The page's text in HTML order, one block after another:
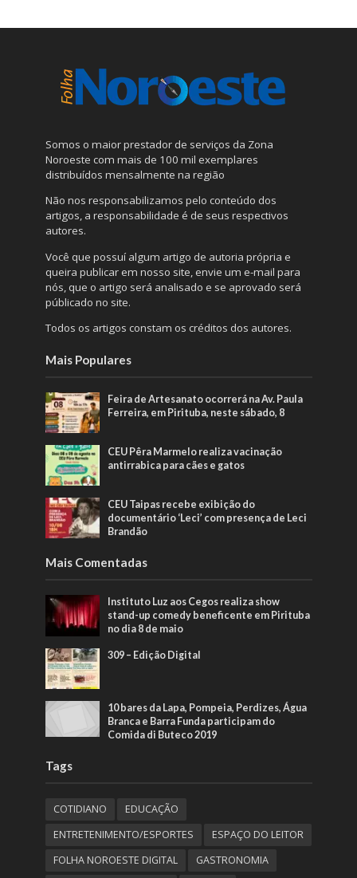
Somos o maior prestador de serviços da Zona
Noroeste com mais de 100 mil exemplares
distribuídos mensalmente na região
Não nos responsabilizamos pelo conteúdo dos
artigos, a responsabilidade é de seus respectivos
autores.
Você que possuí algum artigo de autoria própria e
queira publicar em nosso site, envie um e-mail para
nós, que o artigo será analisado e se aprovado será
públicado no site.
Todos os artigos constam os créditos dos autores.
Mais Populares
Feira de Artesanato ocorrerá na Av. Paula
Ferreira, em Pirituba, neste sábado, 8
CEU Pêra Marmelo realiza vacinação
antirrabica para cães e gatos
CEU Taipas recebe exibição do
documentário ‘Leci’ com presença de Leci
Brandão
Mais Comentadas
Instituto Luz aos Cegos realiza show
stand-up comedy beneficente em Pirituba
no dia 8 de maio
309 – Edição Digital
10 bares da Lapa, Pompeia, Perdizes, Água
Branca e Barra Funda participam do
Comida di Buteco 2019
Tags
COTIDIANO
EDUCAÇÃO
ENTRETENIMENTO/ESPORTES
ESPAÇO DO LEITOR
FOLHA NOROESTE DIGITAL
GASTRONOMIA